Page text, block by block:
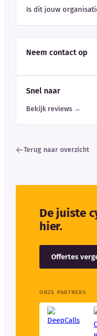
Is dit jouw
Neem contact op
Snel naar
Bekijk reviews →
Terug naar overzicht
De juiste
hier.
Offertes
ONZE PARTNERS